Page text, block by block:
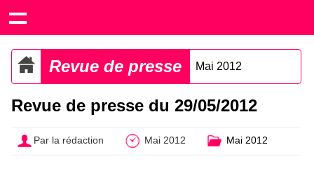
Revue de presse Mai 2012
Revue de presse du 29/05/2012
Par la rédaction Mai 2012 Mai 2012